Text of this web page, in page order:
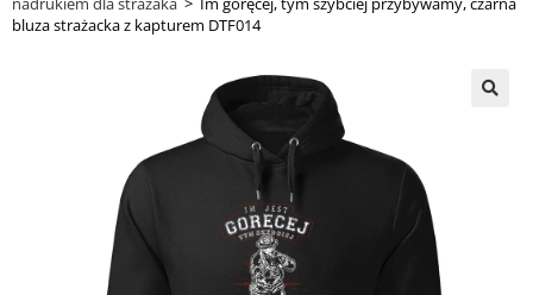
bluza strażacka z kapturem DTF014